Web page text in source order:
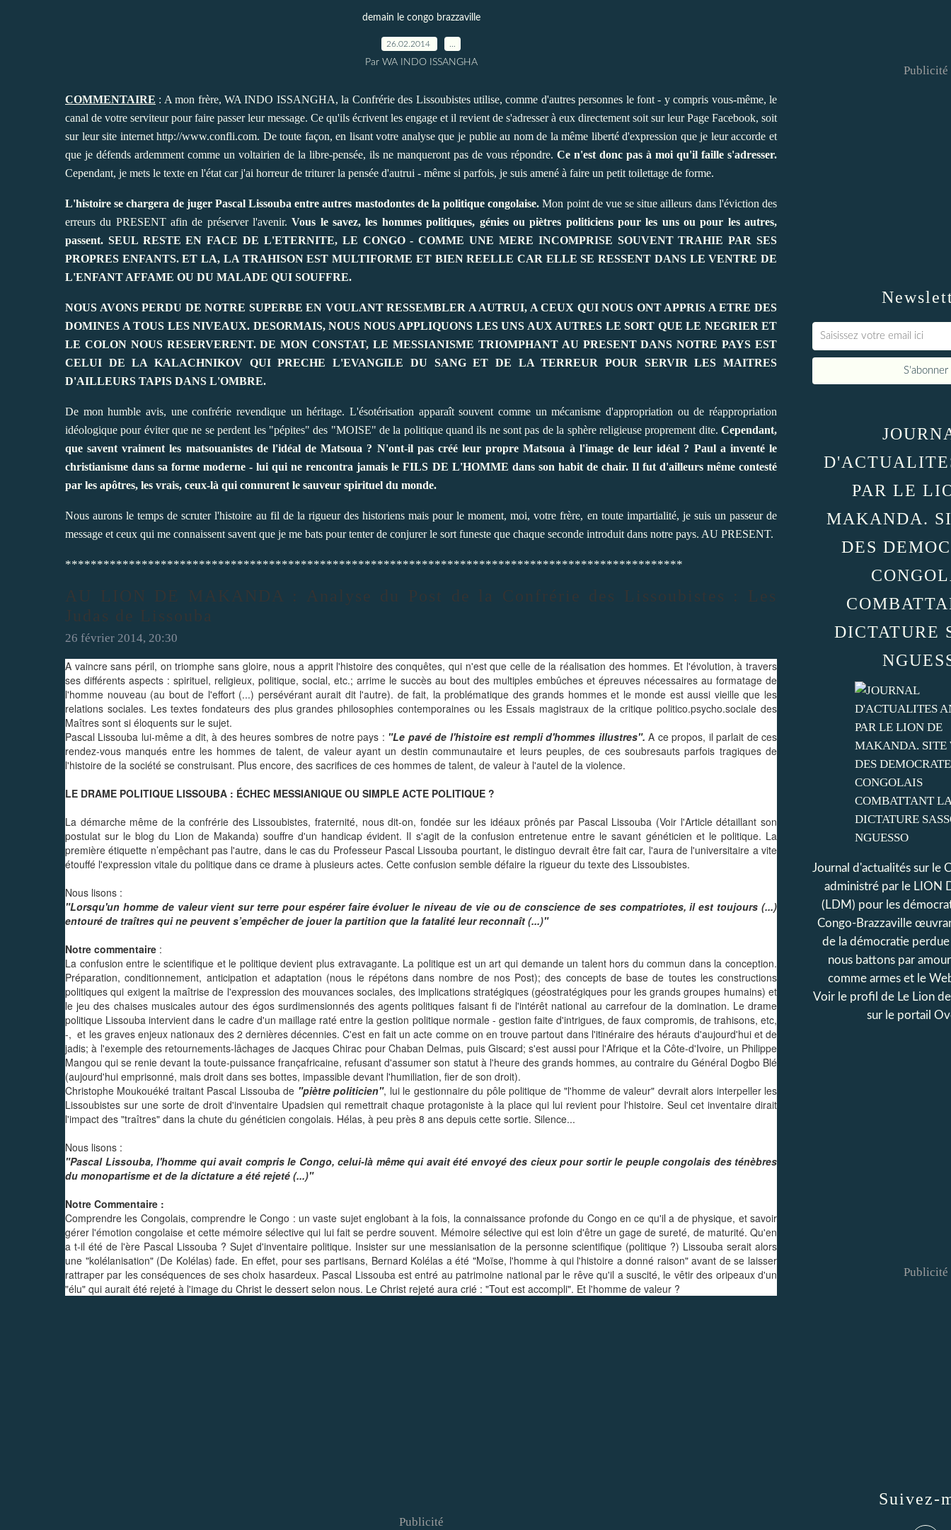
demain le congo brazzaville
26.02.2014
Par WA INDO ISSANGHA
COMMENTAIRE : A mon frère, WA INDO ISSANGHA, la Confrérie des Lissoubistes utilise, comme d'autres personnes le font - y compris vous-même, le
canal de votre serviteur pour faire passer leur message. Ce qu'ils écrivent les engage et il revient de s'adresser à eux directement soit sur leur Page Facebook, soit
sur leur site internethttp://www.confli.com. De toute façon, en lisant votre analyse que je publie au nom de la même liberté d'expression que je leur accorde et
que je défends ardemment comme un voltairien de la libre-pensée, ils ne manqueront pas de vous répondre. Ce n'est donc pas à moi qu'il faille s'adresser.
Cependant, je mets le texte en l'état car j'ai horreur de triturer la pensée d'autrui - même si parfois, je suis amené à faire un petit toilettage de forme.
L'histoire se chargera de juger Pascal Lissouba entre autres mastodontes de la politique congolaise. Mon point de vue se situe ailleurs dans l'éviction des
erreurs du PRESENT afin de préserver l'avenir.Vous le savez, les hommes politiques, génies ou piètres politiciens pour les uns ou pour les autres,
passent. SEUL RESTE EN FACE DE L'ETERNITE, LE CONGO - COMME UNE MERE INCOMPRISE SOUVENT TRAHIE PAR SES
PROPRES ENFANTS. ET LA, LA TRAHISON EST MULTIFORME ET BIEN REELLE CAR ELLE SE RESSENT DANS LE VENTRE DE
L'ENFANT AFFAME OU DU MALADE QUI SOUFFRE.
NOUS AVONS PERDU DE NOTRE SUPERBE EN VOULANT RESSEMBLER A AUTRUI, A CEUX QUI NOUS ONT APPRIS A ETRE DES
DOMINES A TOUS LES NIVEAUX. DESORMAIS, NOUS NOUS APPLIQUONS LES UNS AUX AUTRES LE SORT QUE LE NEGRIER ET
LE COLON NOUS RESERVERENT. DE MON CONSTAT, LE MESSIANISME TRIOMPHANT AU PRESENT DANS NOTRE PAYS EST
CELUI DE LA KALACHNIKOV QUI PRECHE L'EVANGILE DU SANG ET DE LA TERREUR POUR SERVIR LES MAITRES
D'AILLEURS TAPIS DANS L'OMBRE.
De mon humble avis, une confrérie revendique un héritage. L'ésotérisation apparaît souvent comme un mécanisme d'appropriation ou de réappropriation
idéologique pour éviter que ne se perdent les "pépites" des "MOISE" de la politique quand ils ne sont pas de la sphère religieuse proprement dite. Cependant,
que savent vraiment les matsouanistes de l'idéal de Matsoua ? N'ont-il pas créé leur propre Matsoua à l'image de leur idéal ? Paul a inventé le
christianisme dans sa forme moderne - lui qui ne rencontra jamais le FILS DE L'HOMME dans son habit de chair. Il fut d'ailleurs même contesté
par les apôtres, les vrais, ceux-là qui connurent le sauveur spirituel du monde.
Nous aurons le temps de scruter l'histoire au fil de la rigueur des historiens mais pour le moment, moi, votre frère, en toute impartialité, je suis un passeur de
message et ceux qui me connaissent savent que je me bats pour tenter de conjurer le sort funeste que chaque seconde introduit dans notre pays. AU PRESENT.
*************************************************************************************************
AU LION DE MAKANDA : Analyse du Post de la Confrérie des Lissoubistes : Les
Judas de Lissouba
26 février 2014, 20:30
A vaincre sans péril, on triomphe sans gloire, nous a apprit l'histoire des conquêtes, qui n'est que celle de la réalisation des hommes. Et l'évolution, à travers
ses différents aspects : spirituel, religieux, politique, social, etc.; arrime le succès au bout des multiples embûches et épreuves nécessaires au formatage de
l'homme nouveau (au bout de l'effort (...) persévérant aurait dit l'autre). de fait, la problématique des grands hommes et le monde est aussi vieille que les
relations sociales. Les textes fondateurs des plus grandes philosophies contemporaines ou les Essais magistraux de la critique politico.psycho.sociale des
Maîtres sont si éloquents sur le sujet.
Pascal Lissouba lui-même a dit, à des heures sombres de notre pays : "Le pavé de l'histoire est rempli d'hommes illustres". A ce propos, il parlait de ces
rendez-vous manqués entre les hommes de talent, de valeur ayant un destin communautaire et leurs peuples, de ces soubresauts parfois tragiques de
l'histoire de la société se construisant. Plus encore, des sacrifices de ces hommes de talent, de valeur à l'autel de la violence.
LE DRAME POLITIQUE LISSOUBA : ÉCHEC MESSIANIQUE OU SIMPLE ACTE POLITIQUE ?
La démarche même de la confrérie des Lissoubistes, fraternité, nous dit-on, fondée sur les idéaux prônés par Pascal Lissouba (Voir l'Article détaillant son
postulat sur le blog du Lion de Makanda) souffre d'un handicap évident. Il s'agit de la confusion entretenue entre le savant généticien et le politique. La
première étiquette n’empêchant pas l'autre, dans le cas du Professeur Pascal Lissouba pourtant, le distinguo devrait être fait car, l'aura de l'universitaire a vite
étouffé l'expression vitale du politique dans ce drame à plusieurs actes. Cette confusion semble défaire la rigueur du texte des Lissoubistes.
Nous lisons :
"Lorsqu'un homme de valeur vient sur terre pour espérer faire évoluer le niveau de vie ou de conscience de ses compatriotes, il est toujours (...)
entouré de traîtres qui ne peuvent s’empêcher de jouer la partition que la fatalité leur reconnaît (...)"
Notre commentaire :
La confusion entre le scientifique et le politique devient plus extravagante. La politique est un art qui demande un talent hors du commun dans la conception.
Préparation, conditionnement, anticipation et adaptation (nous le répétons dans nombre de nos Post); des concepts de base de toutes les constructions
politiques qui exigent la maîtrise de l'expression des mouvances sociales, des implications stratégiques (géostratégiques pour les grands groupes humains) et
le jeu des chaises musicales autour des égos surdimensionnés des agents politiques faisant fi de l'intérêt national au carrefour de la domination. Le drame
politique Lissouba intervient dans le cadre d'un maillage raté entre la gestion politique normale - gestion faite d'intrigues, de faux compromis, de trahisons, etc,
-, et les graves enjeux nationaux des 2 dernières décennies. C'est en fait un acte comme on en trouve partout dans l'itinéraire des hérauts d'aujourd'hui et de
jadis; à l'exemple des retournements-lâchages de Jacques Chirac pour Chaban Delmas, puis Giscard; s'est aussi pour l'Afrique et la Côte-d'Ivoire, un Philippe
Mangou qui se renie devant la toute-puissance françafricaine, refusant d'assumer son statut à l'heure des grands hommes, au contraire du Général Dogbo Blé
(aujourd'hui emprisonné, mais droit dans ses bottes, impassible devant l'humiliation, fier de son droit).
Christophe Moukouéké traitant Pascal Lissouba de "piètre politicien", lui le gestionnaire du pôle politique de "l'homme de valeur" devrait alors interpeller les
Lissoubistes sur une sorte de droit d'inventaire Upadsien qui remettrait chaque protagoniste à la place qui lui revient pour l'histoire. Seul cet inventaire dirait
l'impact des "traîtres" dans la chute du généticien congolais. Hélas, à peu près 8 ans depuis cette sortie. Silence...
Nous lisons :
"Pascal Lissouba, l'homme qui avait compris le Congo, celui-là même qui avait été envoyé des cieux pour sortir le peuple congolais des ténèbres
du monopartisme et de la dictature a été rejeté (...)"
Notre Commentaire :
Comprendre les Congolais, comprendre le Congo : un vaste sujet englobant à la fois, la connaissance profonde du Congo en ce qu'il a de physique, et savoir
gérer l'émotion congolaise et cette mémoire sélective qui lui fait se perdre souvent. Mémoire sélective qui est loin d'être un gage de sureté, de maturité. Qu'en
a t-il été de l'ère Pascal Lissouba ? Sujet d'inventaire politique. Insister sur une messianisation de la personne scientifique (politique ?) Lissouba serait alors
une "kolélanisation" (De Kolélas) fade. En effet, pour ses partisans, Bernard Kolélas a été "Moïse, l'homme à qui l'histoire a donné raison" avant de se laisser
rattraper par les conséquences de ses choix hasardeux. Pascal Lissouba est entré au patrimoine national par le rêve qu'il a suscité, le vêtir des oripeaux d'un
"élu" qui aurait été rejeté à l'image du Christ le dessert selon nous. Le Christ rejeté aura crié : "Tout est accompli". Et l'homme de valeur ?
Publicité
Publicité
PAR LE
MAKANDA.
DES
DICTATURE
Journal d'actualités sur le
administré par le LION
(LDM) pour les
Congo-Brazzaville
de la démocratie
nous battons par
comme armes et le
Voir le profil de Le Lion
sur le portail
Suivez-
Publicité